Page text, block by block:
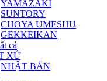
YAMAZAKI
SUNTORY
CHOYA UMESHU
GEKKEIKAN
cả
XỨ
NHẬT BẢN